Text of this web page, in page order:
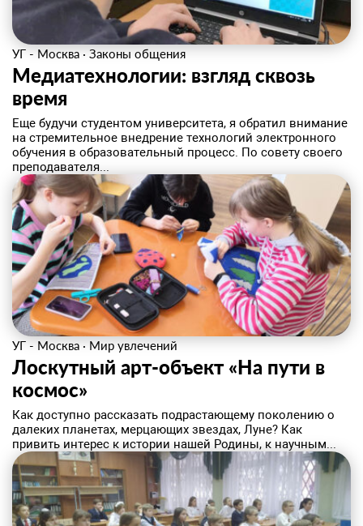
УГ - Москва · Законы общения
Медиатехнологии: взгляд сквозь
время
Еще будучи студентом университета, я обратил внимание
на стремительное внедрение технологий электронного
обучения в образовательный процесс. По совету своего
преподавателя...
УГ - Москва · Мир увлечений
Лоскутный арт-объект «На пути в
космос»
Как доступно рассказать подрастающему поколению о
далеких планетах, мерцающих звездах, Луне? Как
привить интерес к истории нашей Родины, к научным...